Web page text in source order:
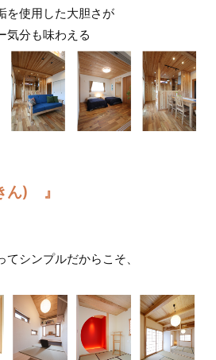
を使用した大胆さが
気分も味わえる
ん) 』
シンプルだからこそ、